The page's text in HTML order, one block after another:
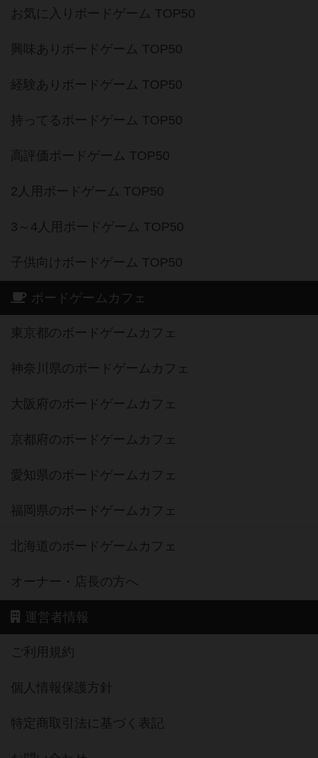
お気に入りボードゲーム TOP50
興味ありボードゲーム TOP50
経験ありボードゲーム TOP50
持ってるボードゲーム TOP50
高評価ボードゲーム TOP50
2人用ボードゲーム TOP50
3～4人用ボードゲーム TOP50
子供向けボードゲーム TOP50
ボードゲームカフェ
東京都のボードゲームカフェ
神奈川県のボードゲームカフェ
大阪府のボードゲームカフェ
京都府のボードゲームカフェ
愛知県のボードゲームカフェ
福岡県のボードゲームカフェ
北海道のボードゲームカフェ
オーナー・店長の方へ
運営者情報
ご利用規約
個人情報保護方針
特定商取引法に基づく表記